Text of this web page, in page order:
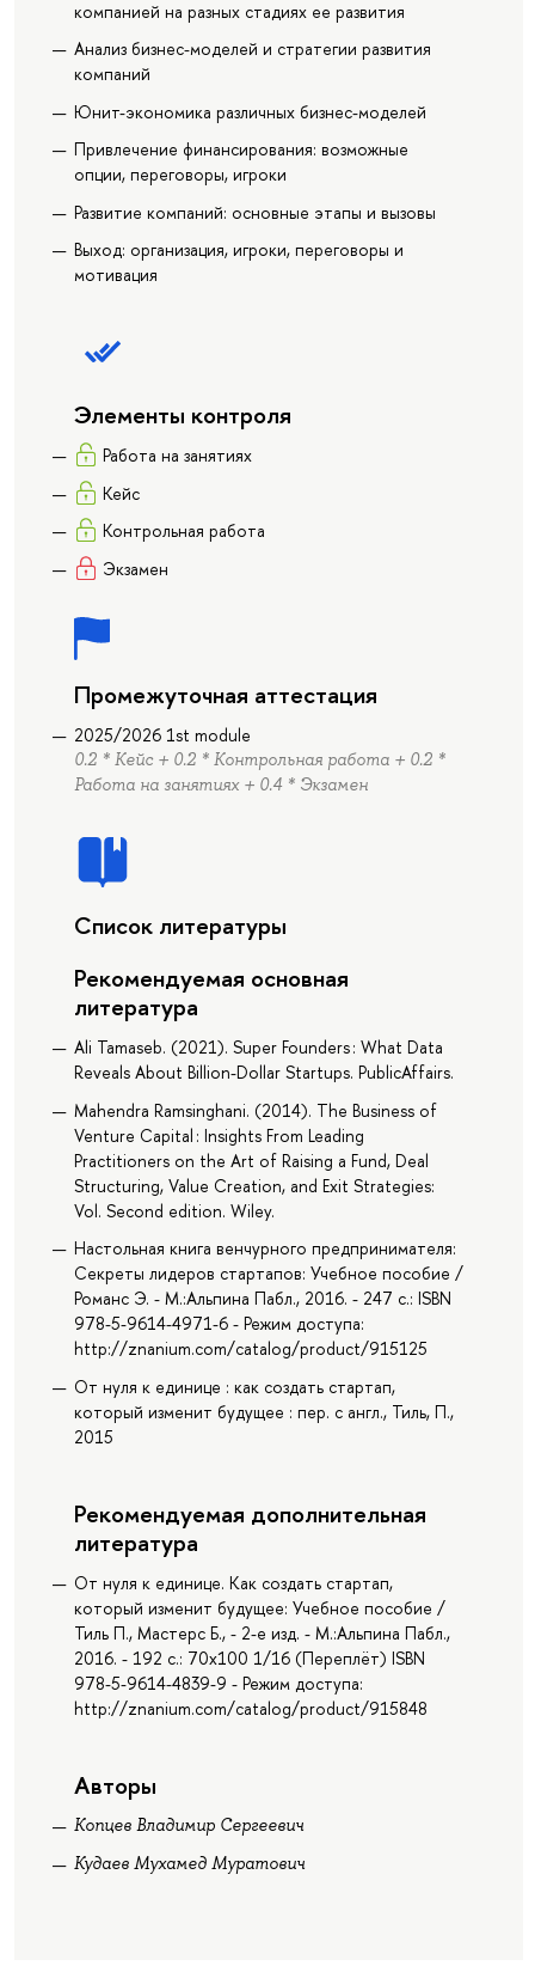
компанией на разных стадиях ее развития
Анализ бизнес-моделей и стратегии развития
компаний
Юнит-экономика различных бизнес-моделей
Привлечение финансирования: возможные
опции, переговоры, игроки
Развитие компаний: основные этапы и вызовы
Выход: организация, игроки, переговоры и
мотивация
Элементы контроля
Работа на занятиях
Кейс
Контрольная работа
Экзамен
Промежуточная аттестация
2025/2026 1st module
0.2 * Кейс + 0.2 * Контрольная работа + 0.2 *
Работа на занятиях + 0.4 * Экзамен
Список литературы
Рекомендуемая основная
литература
Ali Tamaseb. (2021). Super Founders : What Data
Reveals About Billion-Dollar Startups. PublicAffairs.
Mahendra Ramsinghani. (2014). The Business of
Venture Capital : Insights From Leading
Practitioners on the Art of Raising a Fund, Deal
Structuring, Value Creation, and Exit Strategies:
Vol. Second edition. Wiley.
Настольная книга венчурного предпринимателя:
Секреты лидеров стартапов: Учебное пособие /
Романс Э. - М.:Альпина Пабл., 2016. - 247 с.: ISBN
978-5-9614-4971-6 - Режим доступа:
http://znanium.com/catalog/product/915125
От нуля к единице : как создать стартап,
который изменит будущее : пер. с англ., Тиль, П.,
2015
Рекомендуемая дополнительная
литература
От нуля к единице. Как создать стартап,
который изменит будущее: Учебное пособие /
Тиль П., Мастерс Б., - 2-е изд. - М.:Альпина Пабл.,
2016. - 192 с.: 70x100 1/16 (Переплёт) ISBN
978-5-9614-4839-9 - Режим доступа:
http://znanium.com/catalog/product/915848
Авторы
Копцев Владимир Сергеевич
Кудаев Мухамед Муратович